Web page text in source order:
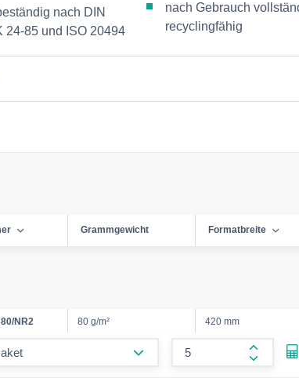
nach DIN
24-85 und ISO 20494
nach Gebrauch
recyclingfähig
Grammgewicht Formatbreite
NR2 80 g/m² 420 mm